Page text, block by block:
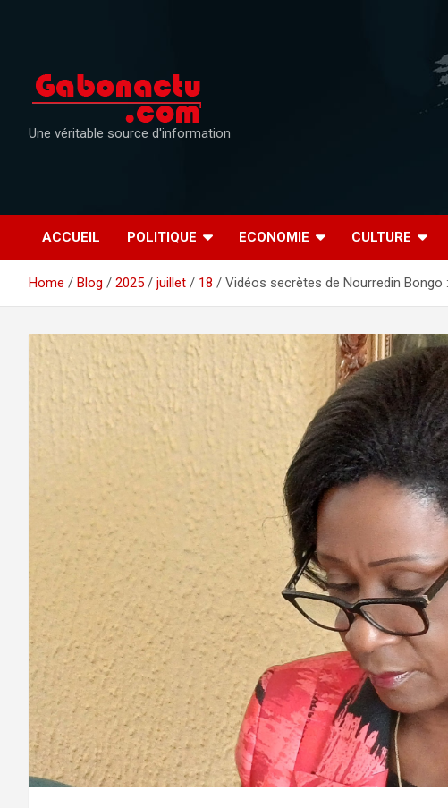
Une véritable source d'information
ACCUEIL POLITIQUE ECONOMIE CULTURE
Home Blog 2025 juillet 18 Vidéos secrètes de Nourredin Bongo